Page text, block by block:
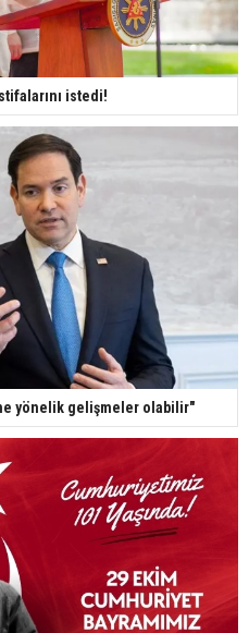
istedi!
yönelik gelişmeler olabilir"